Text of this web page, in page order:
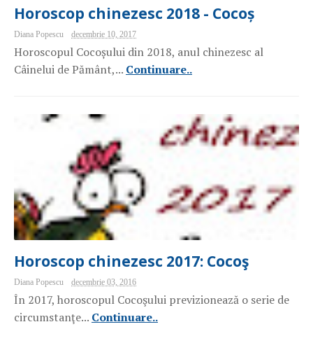
Horoscop chinezesc 2018 - Cocoș
Diana Popescu decembrie 10, 2017
Horoscopul Cocoșului din 2018, anul chinezesc al
Câinelui de Pământ,... Continuare..
Horoscop chinezesc 2017: Cocoş
Diana Popescu decembrie 03, 2016
În 2017, horoscopul Cocoşului previzionează o serie de
circumstanţe... Continuare..